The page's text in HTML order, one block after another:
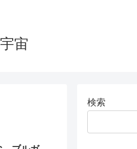
宙
検索